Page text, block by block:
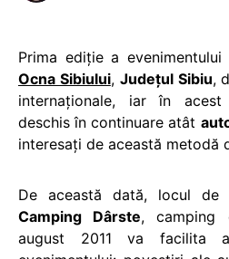
Prima ediţie a evenimentului
Ocna Sibiului, Judeţul Sibiu,
internaţionale, iar în
deschis în continuare atât
interesaţi de această metodă
De această dată, locul de
Camping Dârste, camping
august 2011 va facilita